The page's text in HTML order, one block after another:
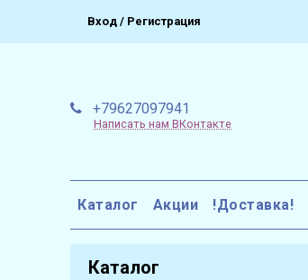
Вход / Регистрация
+79627097941
Написать нам ВКонтакте
Каталог Акции !Доставка!
Каталог